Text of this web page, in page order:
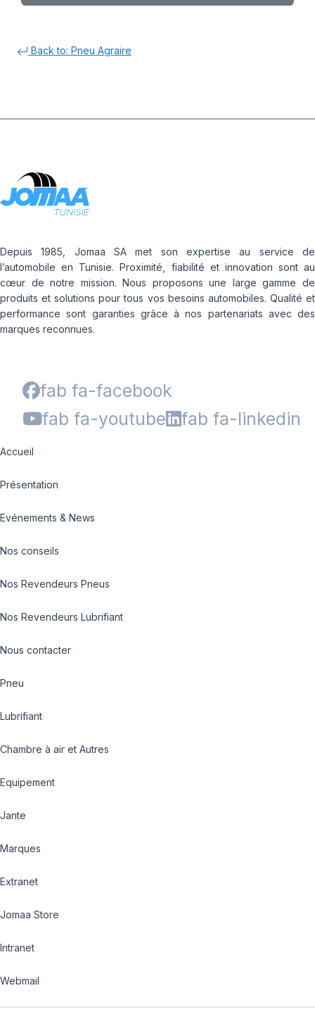
Back to: Pneu Agraire
Depuis 1985, Jomaa SA met son expertise au service de
l’automobile en Tunisie. Proximité, fiabilité et innovation sont au
cœur de notre mission. Nous proposons une large gamme de
produits et solutions pour tous vos besoins automobiles. Qualité et
performance sont garanties grâce à nos partenariats avec des
marques reconnues.
fab fa-facebook
fab fa-youtube
fab fa-linkedin
Accueil
Présentation
Evénements & News
Nos conseils
Nos Revendeurs Pneus
Nos Revendeurs Lubrifiant
Nous contacter
Pneu
Lubrifiant
Chambre à air et Autres
Equipement
Jante
Marques
Extranet
Jomaa Store
Intranet
Webmail